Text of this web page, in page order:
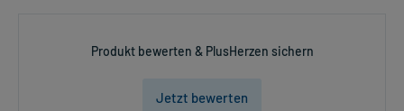
Produkt bewerten & PlusHerzen sichern
Jetzt bewerten